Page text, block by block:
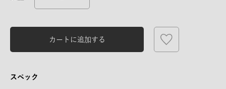
カートに追加する
スペック